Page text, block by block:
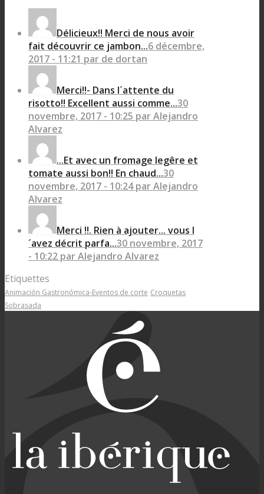
Délicieux!! Merci de nous avoir
fait découvrir ce jambon...6 décembre,
2017 - 11:21 par de dortan
Merci!!- Dans l´attente du
risotto!! Excellent aussi comme...30
novembre, 2017 - 10:25 par Alejandro
Alvarez
...Et avec un fromage legêre et
tomate aussi bon!! En chaud...30
novembre, 2017 - 10:24 par Alejandro
Alvarez
Merci !!. Rien à ajouter... vous l
´avez décrit parfa...30 novembre, 2017
- 10:22 par Alejandro Alvarez
Etiquettes
Animación Gastronómica-Eventos de corte Croquetas
Sobrasada